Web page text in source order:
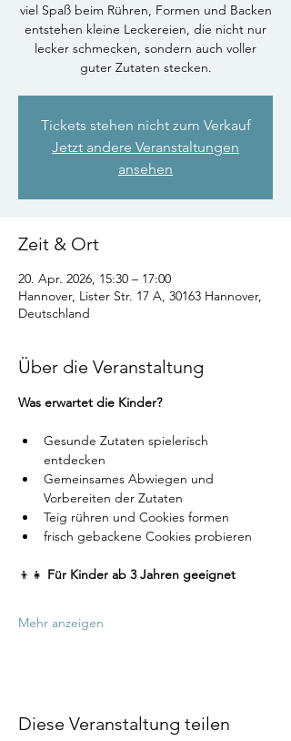
viel Spaß beim Rühren, Formen und Backen
entstehen kleine Leckereien, die nicht nur
lecker schmecken, sondern auch voller
guter Zutaten stecken.
Tickets stehen nicht zum Verkauf
Jetzt andere Veranstaltungen
ansehen
Zeit & Ort
20. Apr. 2026, 15:30 – 17:00
Hannover, Lister Str. 17 A, 30163 Hannover,
Deutschland
Über die Veranstaltung
Was erwartet die Kinder?
Gesunde Zutaten spielerisch
entdecken
Gemeinsames Abwiegen und
Vorbereiten der Zutaten
Teig rühren und Cookies formen
frisch gebackene Cookies probieren
👦👧 Für Kinder ab 3 Jahren geeignet
Mehr anzeigen
Diese Veranstaltung teilen